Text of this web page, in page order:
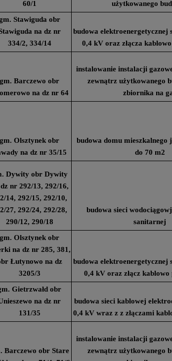
60/1
użytkowanego
Stawiguda obr
na dz nr
334/2, 334/14
budowa elektroenergetycznej
0,4 kV oraz złącza
gm. Barczewo obr
na dz nr 64
instalowanie instalacji
zewnątrz użytkowanego
zbiornika na
gm. Olsztynek obr
na dz nr 35/15
budowa domu mieszkalnego
do 70 m2
Dywity obr Dywity
nr 292/13, 292/16,
14, 292/15, 292/10,
27, 292/24, 292/28,
290/12, 290/18
budowa sieci
sanitarnej
gm. Olsztynek obr
na dz nr 285, 381,
Łutynowo na dz
3205/3
budowa elektroenergetycznej
0,4 kV oraz złącz
Gietrzwałd obr
na dz nr
131/35
budowa sieci kablowej
0,4 kV wraz z z złączami
Barczewo obr Stare
instalowanie instalacji
zewnątrz użytkowanego